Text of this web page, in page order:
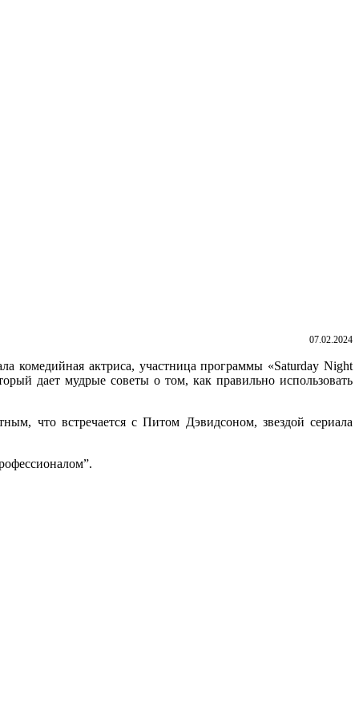
07.02.2024
комедийная актриса, участница программы «Saturday Night
дает мудрые советы о том, как правильно использовать
что встречается с Питом Дэвидсоном, звездой сериала